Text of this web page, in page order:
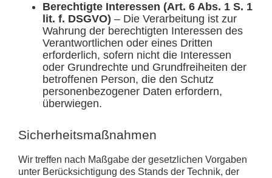
Berechtigte Interessen (Art. 6 Abs. 1 S. 1
lit. f. DSGVO) – Die Verarbeitung ist zur
Wahrung der berechtigten Interessen des
Verantwortlichen oder eines Dritten
erforderlich, sofern nicht die Interessen
oder Grundrechte und Grundfreiheiten der
betroffenen Person, die den Schutz
personenbezogener Daten erfordern,
überwiegen.
Sicherheitsmaßnahmen
Wir treffen nach Maßgabe der gesetzlichen Vorgaben
unter Berücksichtigung des Stands der Technik, der